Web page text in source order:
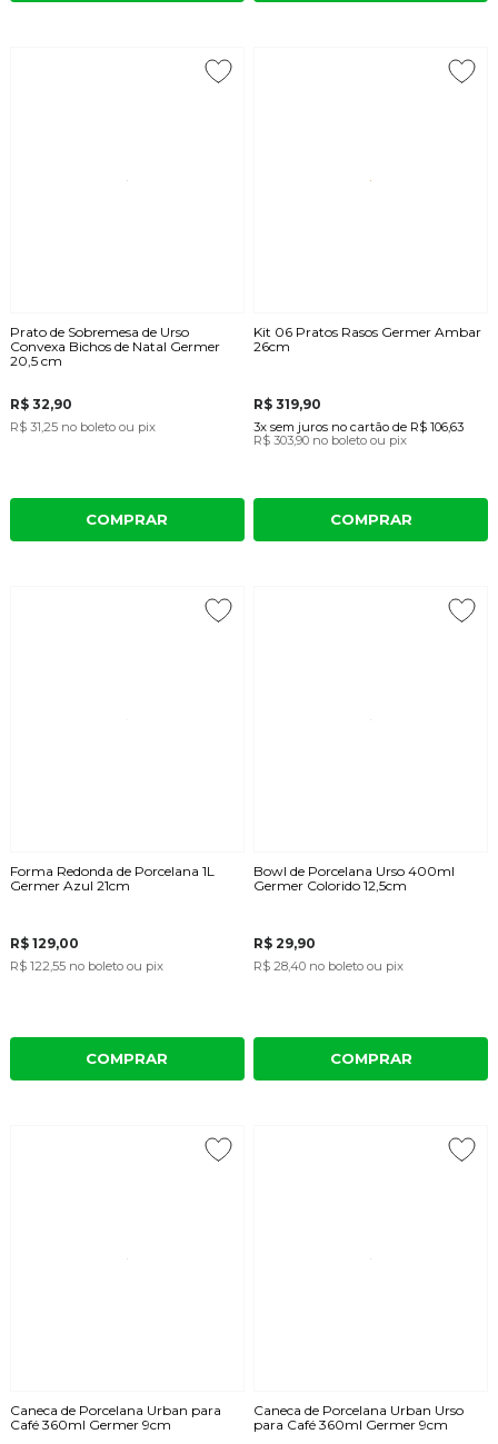
Prato de Sobremesa de Urso
Convexa Bichos de Natal Germer
20,5 cm
R$ 32,90
R$ 31,25 no boleto ou pix
COMPRAR
Kit 06 Pratos Rasos Germer Ambar
26cm
R$ 319,90
3x sem juros no cartão de R$ 106,63
R$ 303,90 no boleto ou pix
COMPRAR
Forma Redonda de Porcelana 1L
Germer Azul 21cm
R$ 129,00
R$ 122,55 no boleto ou pix
COMPRAR
Bowl de Porcelana Urso 400ml
Germer Colorido 12,5cm
R$ 29,90
R$ 28,40 no boleto ou pix
COMPRAR
Caneca de Porcelana Urban para
Café 360ml Germer 9cm
Caneca de Porcelana Urban Urso
para Café 360ml Germer 9cm